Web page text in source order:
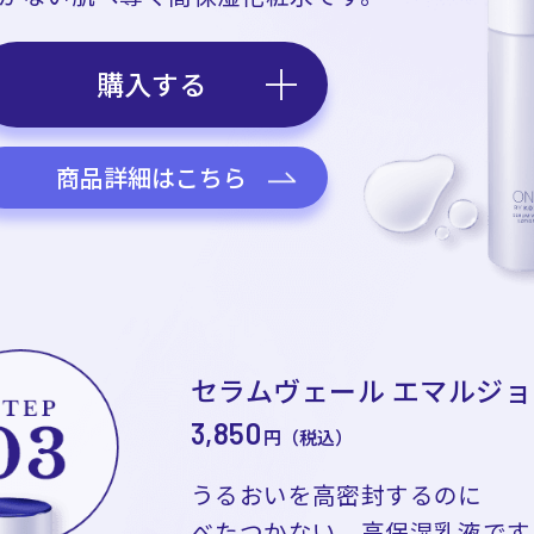
購入する
商品詳細はこちら
セラムヴェール エマルジ
3,850円（税込）
うるおいを高密封するのに